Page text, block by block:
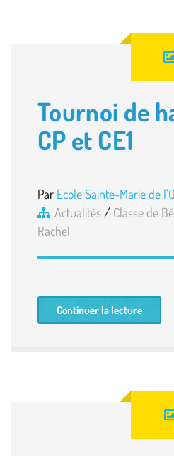
Tournoi de
CP et CE1
Par Ecole Sainte-Marie de
Actualités/ Classe de
Rachel
Continuer la lecture